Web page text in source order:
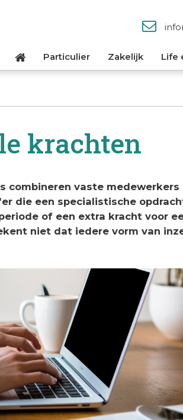
Particulier Zakelijk Life
krachten
combineren vaste medewerkers
die een specialistische
of een extra kracht voor
niet dat iedere vorm van